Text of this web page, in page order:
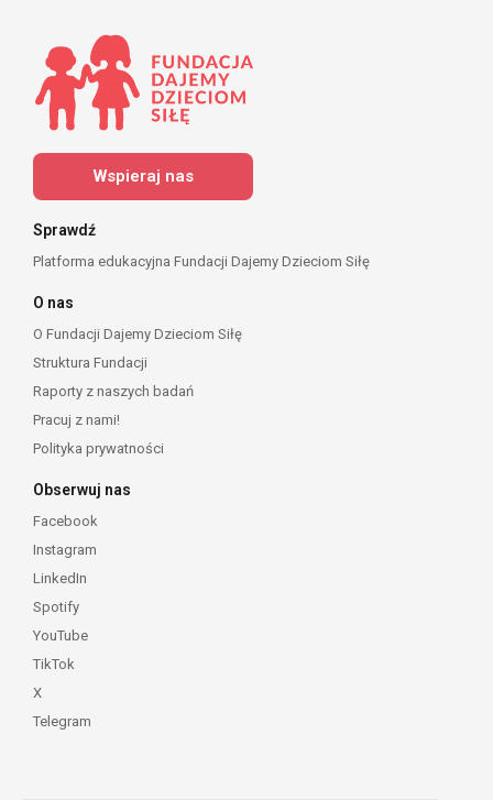
Wspieraj nas
Sprawdź
Platforma edukacyjna Fundacji Dajemy Dzieciom Siłę
O nas
O Fundacji Dajemy Dzieciom Siłę
Struktura Fundacji
Raporty z naszych badań
Pracuj z nami!
Polityka prywatności
Obserwuj nas
Facebook
Instagram
LinkedIn
Spotify
YouTube
TikTok
X
Telegram